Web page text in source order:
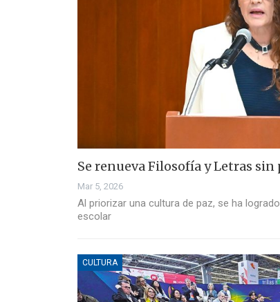
Se renueva Filosofía y Letras
Mar 5, 2026
Al priorizar una cultura de paz, se ha
escolar
CULTURA